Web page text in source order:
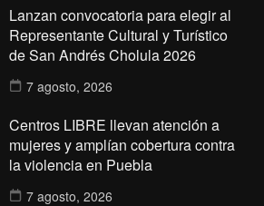
Lanzan convocatoria para elegir al
Representante Cultural y Turístico
de San Andrés Cholula 2026
7 agosto, 2026
Centros LIBRE llevan atención a
mujeres y amplían cobertura contra
la violencia en Puebla
7 agosto, 2026